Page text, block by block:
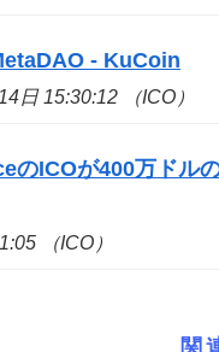
- KuCoin
日 15:30:12 （ICO）
のICOが400万ドル
（ICO）
関